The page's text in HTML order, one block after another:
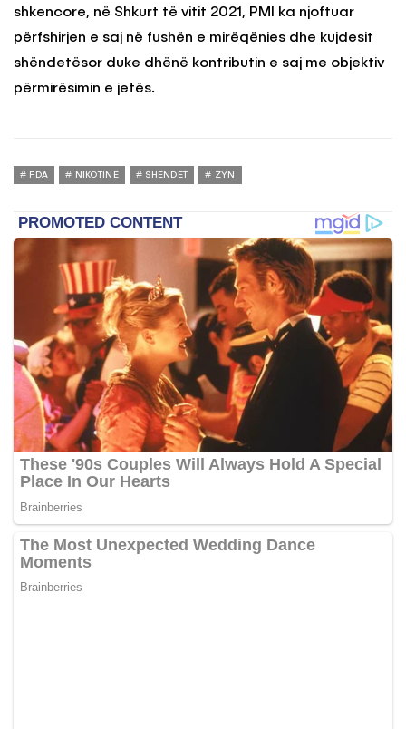
shkencore, në Shkurt të vitit 2021, PMI ka njoftuar
përfshirjen e saj në fushën e mirëqënies dhe kujdesit
shëndetësor duke dhënë kontributin e saj me objektiv
përmirësimin e jetës.
FDA NIKOTINE SHENDET ZYN